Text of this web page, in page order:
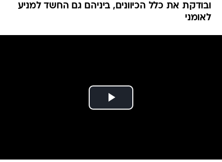
ובודקת את כלל הכיוונים, ביניהם גם החשד למניע
לאומני